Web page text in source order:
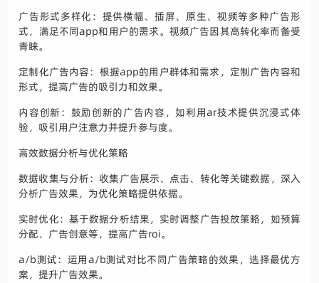
广告形式多样化：提供横幅、插屏、原生、视频等多种广告形
式，满足不同app和用户的需求。视频广告因其高转化率而备受
青睐。
定制化广告内容：根据app的用户群体和需求，定制广告内容和
形式，提高广告的吸引力和效果。
内容创新：鼓励创新的广告内容，如利用ar技术提供沉浸式体
验，吸引用户注意力并提升参与度。
高效数据分析与优化策略
数据收集与分析：收集广告展示、点击、转化等关键数据，深入
分析广告效果，为优化策略提供依据。
实时优化：基于数据分析结果，实时调整广告投放策略，如预算
分配、广告创意等，提高广告roi。
a/b测试：运用a/b测试对比不同广告策略的效果，选择最优方
案，提升广告效果。